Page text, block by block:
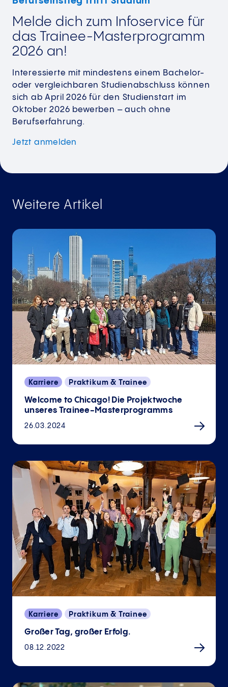
Melde dich zum Infoservice für
das Trainee-Masterprogramm
2026 an!
Interessierte mit mindestens einem Bachelor-
oder vergleichbaren Studienabschluss können
sich ab April 2026 für den Studienstart im
Oktober 2026 bewerben – auch ohne
Berufserfahrung.
Jetzt anmelden
Weitere Artikel
Karriere Praktikum & Trainee
Welcome to Chicago! Die Projektwoche
unseres Trainee-Masterprogramms
26.03.2024
Karriere Praktikum & Trainee
Großer Tag, großer Erfolg.
08.12.2022